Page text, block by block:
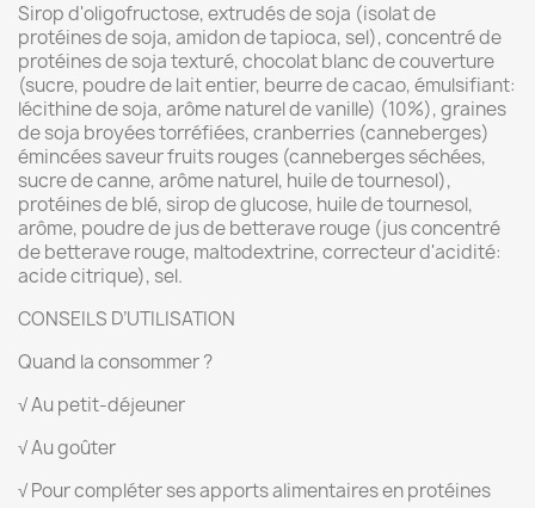
Sirop d'oligofructose, extrudés de soja (isolat de
protéines de soja, amidon de tapioca, sel), concentré de
protéines de soja texturé, chocolat blanc de couverture
(sucre, poudre de lait entier, beurre de cacao, émulsifiant:
lécithine de soja, arôme naturel de vanille) (10%), graines
de soja broyées torréfiées, cranberries (canneberges)
émincées saveur fruits rouges (canneberges séchées,
sucre de canne, arôme naturel, huile de tournesol),
protéines de blé, sirop de glucose, huile de tournesol,
arôme, poudre de jus de betterave rouge (jus concentré
de betterave rouge, maltodextrine, correcteur d'acidité:
acide citrique), sel.
CONSEILS D’UTILISATION
Quand la consommer ?
√ Au petit-déjeuner
√ Au goûter
√ Pour compléter ses apports alimentaires en protéines